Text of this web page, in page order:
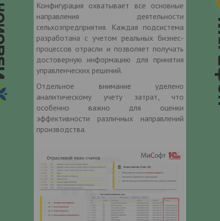
Конфигурация охватывает все основные
направления деятельности
сельхозпредприятия. Каждая подсистема
разработана с учетом реальных бизнес-
процессов отрасли и позволяет получать
достоверную информацию для принятия
управленческих решений.
Отдельное внимание уделено
аналитическому учету затрат, что
особенно важно для оценки
эффективности различных направлений
производства.